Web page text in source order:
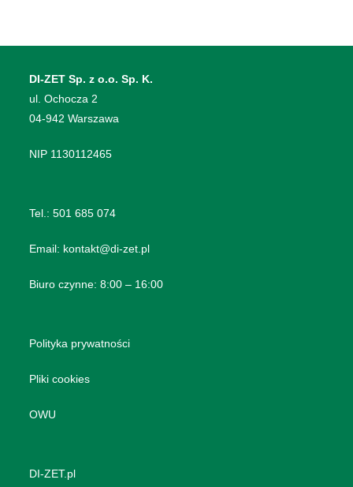
DI-ZET Sp. z o.o. Sp. K.
​ul. Ochocza 2
04-942 Warszawa
NIP 1130112465
Tel.:501 685 074
Email: kontakt@di-zet.pl
Biuro czynne: 8:00 – 16:00
Polityka prywatności
Pliki cookies
OWU
DI-ZET.pl